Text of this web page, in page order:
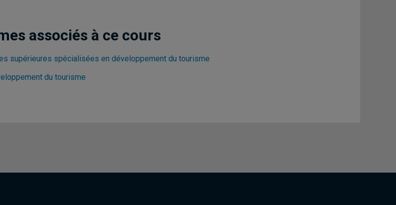
associés à ce cours
supérieures spécialisées en développement du tourisme
du tourisme